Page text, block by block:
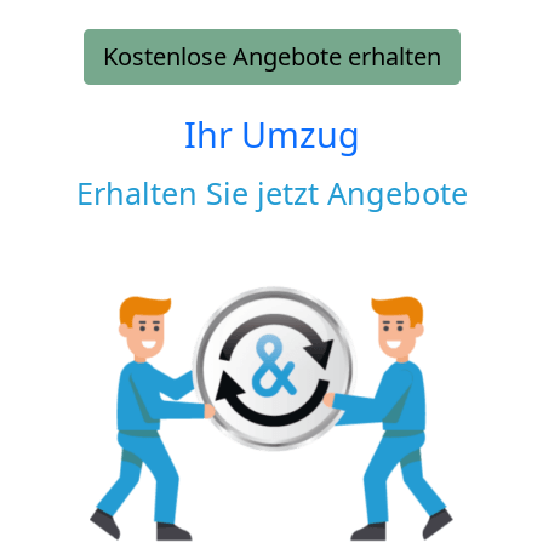
Kostenlose Angebote erhalten
Ihr Umzug
Erhalten Sie jetzt Angebote